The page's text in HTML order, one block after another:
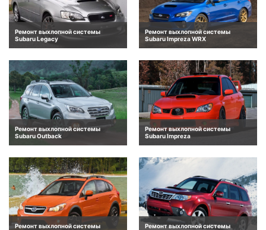
Ремонт выхлопной системы
Subaru Legacy
Ремонт выхлопной системы
Subaru Impreza WRX
Ремонт выхлопной системы
Subaru Outback
Ремонт выхлопной системы
Subaru Impreza
Ремонт выхлопной системы
Ремонт выхлопной системы